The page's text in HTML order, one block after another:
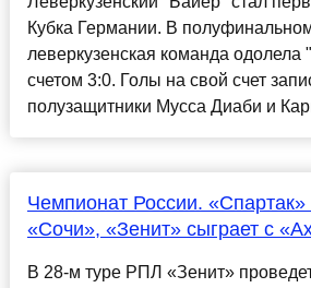
Кубка Германии. В
леверкузенская команда
счетом 3:0. Голы на свой счет
полузащитники Мусса Диаби и
Чемпионат России. «Спартак»
«Сочи», «Зенит» сыграет с
В 28-м туре РПЛ «Зенит»